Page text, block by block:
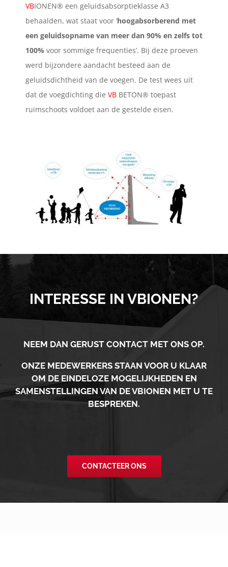
VBIONEN® een geluidsabsorptieklasse A3
behaalden, wat staat voor ‘hoogabsorberend met
een geluidsopname van meer dan 90% en zelfs tot
100% voor sommige frequenties’. Bij deze proeven
werd bijzondere aandacht besteed aan de
geluidsdichtheid van de voegen. De test wees uit
dat de voegdichting die VB BETON® toepast
ruimschoots voldoet aan de gestelde eisen.
INTERESSE IN VBIONEN?
NEEM DAN GERUST CONTACT MET ONS OP.
ONZE MEDEWERKERS STAAN VOOR U KLAAR
OM DE EINDELOZE MOGELIJKHEDEN EN
SAMENSTELLINGEN VAN DE VBIONEN MET U TE
BESPREKEN.
CONTACTEER ONS